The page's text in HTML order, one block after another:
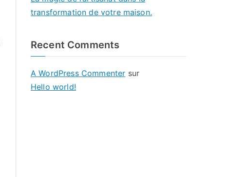
transformation de votre maison.
Recent Comments
A WordPress Commenter sur
Hello world!